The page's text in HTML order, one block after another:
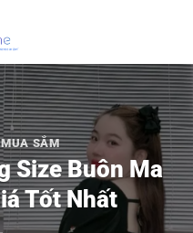
MUA SẮM
Size Buôn Ma
Tốt Nhất